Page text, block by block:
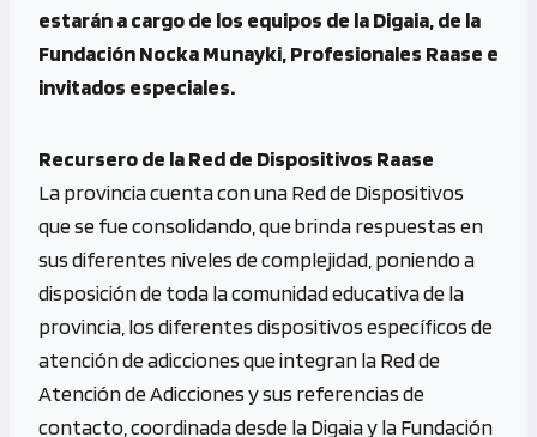
estarán a cargo de los equipos de la Digaia, de la
Fundación Nocka Munayki, Profesionales Raase e
invitados especiales.
Recursero de la Red de Dispositivos Raase
La provincia cuenta con una Red de Dispositivos
que se fue consolidando, que brinda respuestas en
sus diferentes niveles de complejidad, poniendo a
disposición de toda la comunidad educativa de la
provincia, los diferentes dispositivos específicos de
atención de adicciones que integran la Red de
Atención de Adicciones y sus referencias de
contacto, coordinada desde la Digaia y la Fundación